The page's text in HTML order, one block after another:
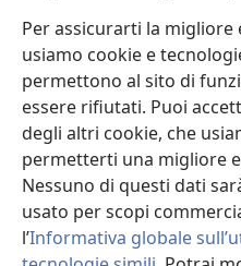
Per assicurarti la migliore
usiamo cookie e
permettono al sito di
essere rifiutati. Puoi
degli altri cookie, che
permetterti una migliore
Nessuno di questi dati
usato per scopi
l’Informativa globale